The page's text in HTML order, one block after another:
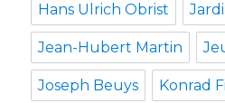
Hans Ulrich Obrist
Jean-Hubert Martin
Joseph Beuys Konrad